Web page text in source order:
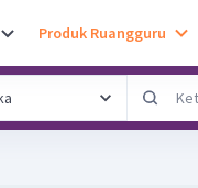
Produk Ruangguru